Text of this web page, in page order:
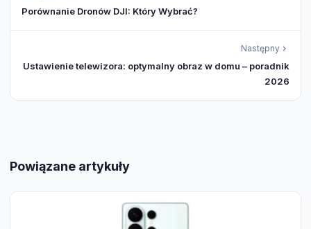
Porównanie Dronów DJI: Który Wybrać?
Następny
Ustawienie telewizora: optymalny obraz w domu – poradnik
2026
Powiązane artykuły